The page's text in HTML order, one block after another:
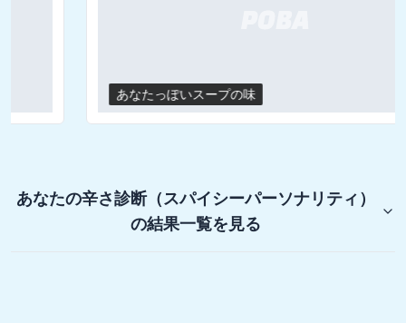
あなたっぽいスープの味
あなたの辛さ診断（スパイシーパーソナリティ）
の結果一覧を見る